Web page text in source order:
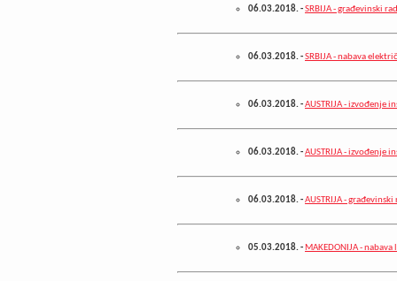
06.03.2018.-SRBIJA - građevinski
06.03.2018.-SRBIJA - nabava
06.03.2018.-AUSTRIJA - izvođenje
06.03.2018.-AUSTRIJA - izvođenje
06.03.2018.-AUSTRIJA -
05.03.2018.- MAKEDONIJA -